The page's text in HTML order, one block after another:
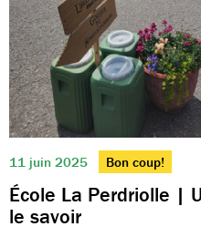
11 juin 2025 Bon coup!
École La Perdriolle |
le savoir